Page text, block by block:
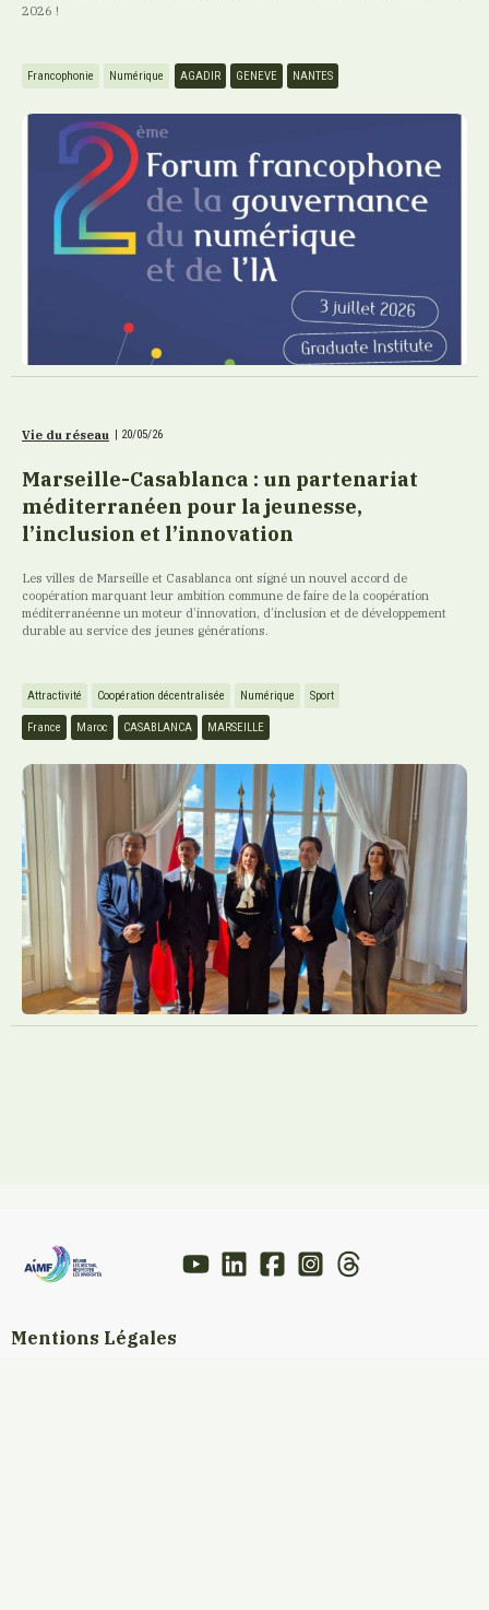
2026 !
Francophonie Numérique AGADIR GENEVE NANTES
Vie du réseau | 20/05/26
Marseille-Casablanca : un partenariat
méditerranéen pour la jeunesse,
l’inclusion et l’innovation
Les villes de Marseille et Casablanca ont signé un nouvel accord de
coopération marquant leur ambition commune de faire de la coopération
méditerranéenne un moteur d’innovation, d’inclusion et de développement
durable au service des jeunes générations.
Attractivité Coopération décentralisée Numérique Sport
France Maroc CASABLANCA MARSEILLE
Mentions Légales